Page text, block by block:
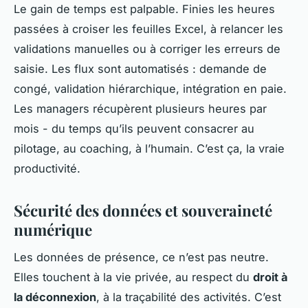
Le gain de temps est palpable. Finies les heures
passées à croiser les feuilles Excel, à relancer les
validations manuelles ou à corriger les erreurs de
saisie. Les flux sont automatisés : demande de
congé, validation hiérarchique, intégration en paie.
Les managers récupèrent plusieurs heures par
mois - du temps qu’ils peuvent consacrer au
pilotage, au coaching, à l’humain. C’est ça, la vraie
productivité.
Sécurité des données et souveraineté
numérique
Les données de présence, ce n’est pas neutre.
Elles touchent à la vie privée, au respect du droit à
la déconnexion, à la traçabilité des activités. C’est